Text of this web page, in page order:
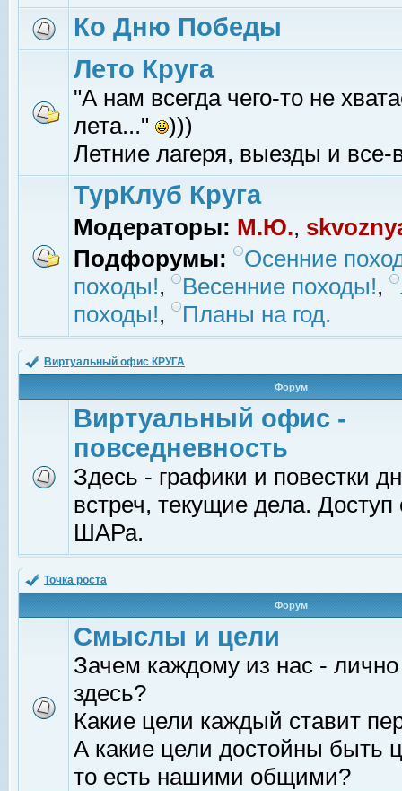
Ко Дню Победы
Лето Круга
"А нам всегда чего-то не
лета..."
)))
Летние лагеря, выезды и все-
ТурКлуб Круга
Модераторы: М.Ю.,
Подфорумы:
Осенние
походы!, Весенние походы!,
походы!, Планы на год.
Виртуальный офис КРУГА
Форум
Виртуальный офис -
повседневность
Здесь - графики и повестки
встреч, текущие дела.
ШАРа.
Точка роста
Форум
Смыслы и цели
Зачем каждому из нас -
здесь?
Какие цели каждый ставит
А какие цели достойны быть
то есть нашими общими?